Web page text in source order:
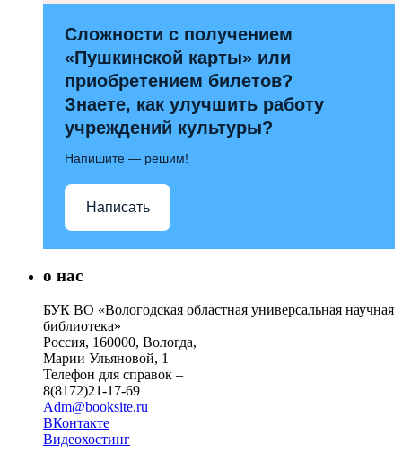
Сложности с получением
«Пушкинской карты» или
приобретением билетов?
Знаете, как улучшить работу
учреждений культуры?
Напишите — решим!
Написать
о нас
БУК ВО «Вологодская областная универсальная научная
библиотека»
Россия, 160000, Вологда,
Марии Ульяновой, 1
Телефон для справок –
8(8172)21-17-69
Adm@booksite.ru
ВКонтакте
Видеохостинг